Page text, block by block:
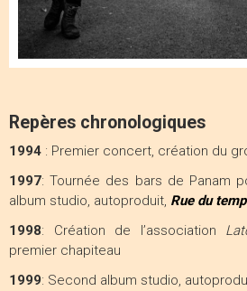
Repères chronologiques
1994 : Premier concert, création du
1997: Tournée des bars de Panam
album studio, autoproduit, Rue du
1998: Création de l’association
premier chapiteau
1999: Second album studio,